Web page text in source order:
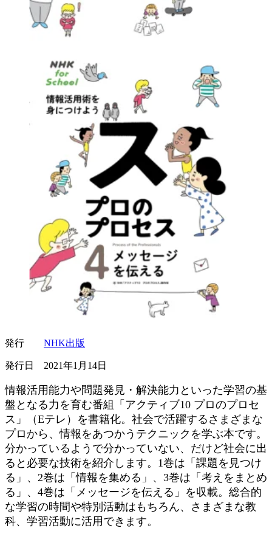
発行 NHK出版
発行日 2021年1月14日
情報活用能力や問題発見・解決能力といった学習の基
盤となる力を育む番組「アクティブ10 プロのプロセ
ス」（Eテレ）を書籍化。社会で活躍するさまざまな
プロから、情報をあつかうテクニックを学ぶ本です。
分かっているようで分かっていない、だけど社会に出
ると必要な技術を紹介します。1巻は「課題を見つけ
る」、2巻は「情報を集める」、3巻は「考えをまとめ
る」、4巻は「メッセージを伝える」を収載。総合的
な学習の時間や特別活動はもちろん、さまざまな教
科、学習活動に活用できます。